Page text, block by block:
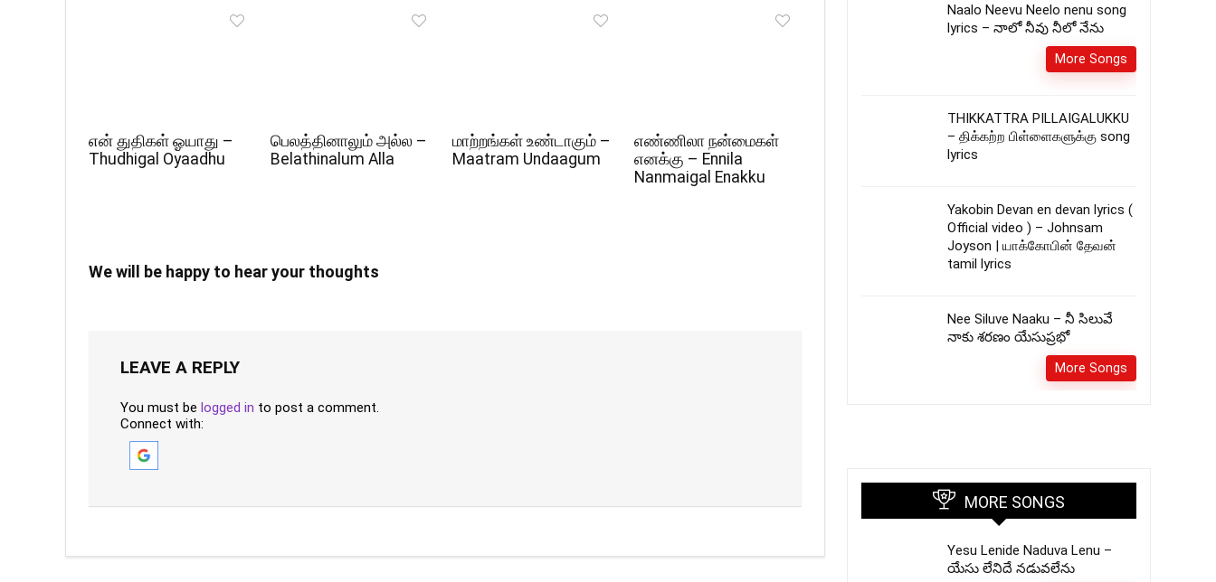
என் துதிகள் ஓயாது –
Thudhigal Oyaadhu
பெலத்தினாலும் அல்ல –
Belathinalum Alla
மாற்றங்கள் உண்டாகும் –
Maatram Undaagum
எண்ணிலா நன்மைகள்
எனக்கு – Ennila
Nanmaigal Enakku
We will be happy to hear your thoughts
LEAVE A REPLY
You must be logged in to post a comment.
Connect with:
Naalo Neevu Neelo nenu song
lyrics – నాలో నీవు నీలో నేను
More Songs
THIKKATTRA PILLAIGALUKKU
– திக்கற்ற பிள்ளைகளுக்கு song
lyrics
Yakobin Devan en devan lyrics (
Official video ) – Johnsam
Joyson | யாக்கோபின் தேவன்
tamil lyrics
Nee Siluve Naaku – నీ సిలువే
నాకు శరణం యేసుప్రభో
More Songs
MORE SONGS
Yesu Lenide Naduva Lenu –
యేసు లేనిదే నడువలేను